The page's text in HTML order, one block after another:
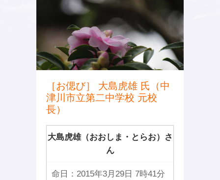
［お偲び］ 大島虎雄 氏（中
津川市立第二中学校 元校
長）
大島虎雄（おおしま・とらお）さ
ん
命日： 2015年3月29日 7時41分